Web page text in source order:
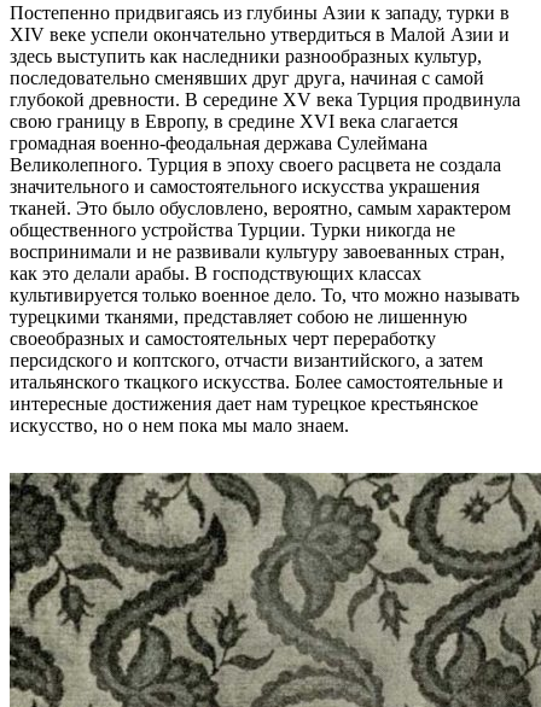
Постепенно придвигаясь из глубины Азии к западу, турки в
XIV веке успели окончательно утвердиться в Малой Азии и
здесь выступить как наследники разнообразных культур,
последовательно сменявших друг друга, начиная с самой
глубокой древности. В середине XV века Турция продвинула
свою границу в Европу, в средине XVI века слагается
громадная военно-феодальная держава Сулеймана
Великолепного. Турция в эпоху своего расцвета не создала
значительного и самостоятельного искусства украшения
тканей. Это было обусловлено, вероятно, самым характером
общественного устройства Турции. Турки никогда не
воспринимали и не развивали культуру завоеванных стран,
как это делали арабы. В господствующих классах
культивируется только военное дело. То, что можно называть
турецкими тканями, представляет собою не лишенную
своеобразных и самостоятельных черт переработку
персидского и коптского, отчасти византийского, а затем
итальянского ткацкого искусства. Более самостоятельные и
интересные достижения дает нам турецкое крестьянское
искусство, но о нем пока мы мало знаем.